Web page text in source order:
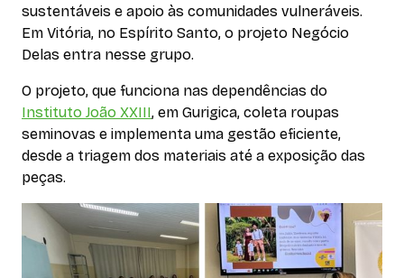
sustentáveis e apoio às comunidades vulneráveis.
Em Vitória, no Espírito Santo, o projeto Negócio
Delas entra nesse grupo.
O projeto, que funciona nas dependências do
Instituto João XXIII, em Gurigica, coleta roupas
seminovas e implementa uma gestão eficiente,
desde a triagem dos materiais até a exposição das
peças.